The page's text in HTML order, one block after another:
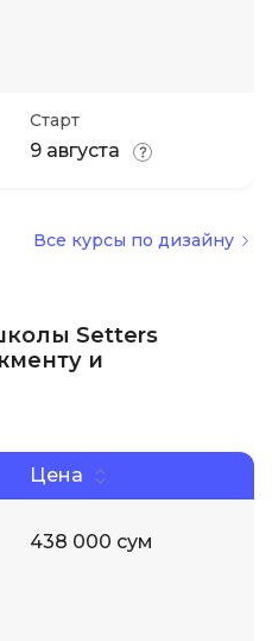
Старт
9 августа
Все курсы по дизайну
Setters
и
Цена
438 000 сум